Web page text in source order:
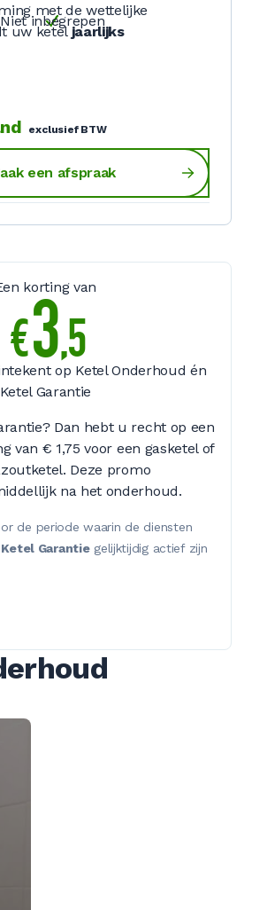
met de wettelijke
uw ketel jaarlijks
exclusief BTW
een afspraak
Niet inbegrepen
korting van
€3,5
op Ketel Onderhoud én
Ketel Garantie
Dan hebt u recht op een
van € 1,75 voor een gasketel of
Deze promo
na het onderhoud.
de periode waarin de diensten
Ketel Garantiegelijktijdig actief zijn